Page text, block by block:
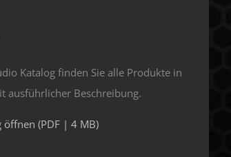
Katalog finden Sie alle Produkte in
ausführlicher Beschreibung.
öffnen (PDF | 4 MB)